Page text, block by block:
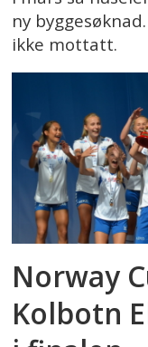
ny
ikke mottatt.
Norway
Kolbotn